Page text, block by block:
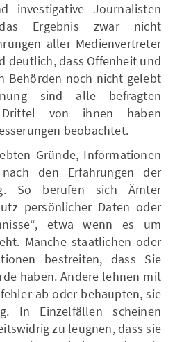
investigative Journalisten
Ergebnis zwar nicht
aller Medienvertreter
deutlich, dass Offenheit und
Behörden noch nicht gelebt
sind alle befragten
von ihnen haben
beobachtet.
Gründe, Informationen
den Erfahrungen der
So berufen sich Ämter
persönlicher Daten oder
etwa wenn es um
Manche staatlichen oder
bestreiten, dass Sie
haben. Andere lehnen mit
ab oder behaupten, sie
In Einzelfällen scheinen
zu leugnen, dass sie